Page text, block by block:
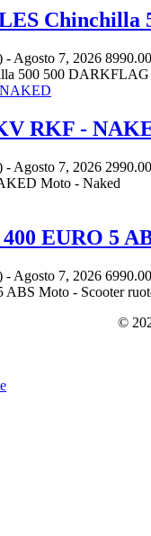
Chinchilla
- Agosto 7, 2026
500 500
RKF -
- Agosto 7, 2026
Moto - Naked
EURO 5
- Agosto 7, 2026
Moto - Scooter
©